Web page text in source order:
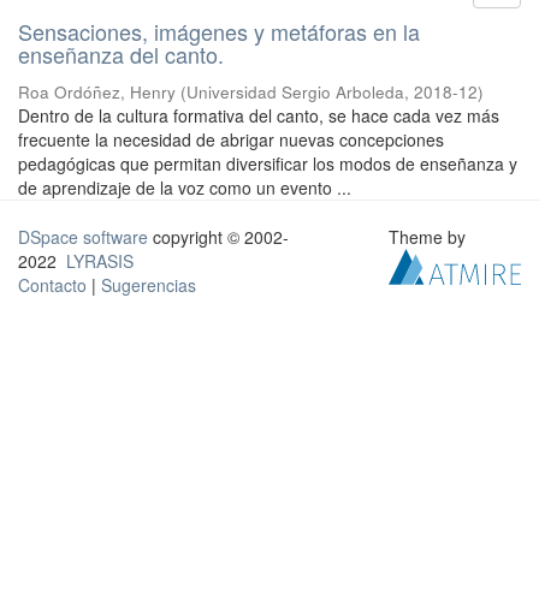
Sensaciones, imágenes y metáforas en la
enseñanza del canto.
Roa Ordóñez, Henry (Universidad Sergio Arboleda, 2018-12)
Dentro de la cultura formativa del canto, se hace cada vez más
frecuente la necesidad de abrigar nuevas concepciones
pedagógicas que permitan diversificar los modos de enseñanza y
de aprendizaje de la voz como un evento ...
DSpace software copyright © 2002-
2022 LYRASIS
Contacto | Sugerencias
Theme by